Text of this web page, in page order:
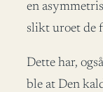
en
slikt uroet de
Dette har,
ble at Den